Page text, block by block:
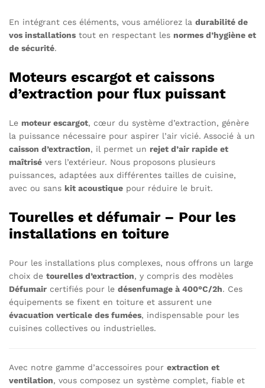
En intégrant ces éléments, vous améliorez la durabilité de
vos installations tout en respectant les normes d’hygiène et
de sécurité.
Moteurs escargot et caissons
d’extraction pour flux puissant
Le moteur escargot, cœur du système d’extraction, génère
la puissance nécessaire pour aspirer l’air vicié. Associé à un
caisson d’extraction, il permet un rejet d’air rapide et
maîtrisé vers l’extérieur. Nous proposons plusieurs
puissances, adaptées aux différentes tailles de cuisine,
avec ou sans kit acoustique pour réduire le bruit.
Tourelles et défumair – Pour les
installations en toiture
Pour les installations plus complexes, nous offrons un large
choix de tourelles d’extraction, y compris des modèles
Défumair certifiés pour le désenfumage à 400°C/2h. Ces
équipements se fixent en toiture et assurent une
évacuation verticale des fumées, indispensable pour les
cuisines collectives ou industrielles.
Avec notre gamme d’accessoires pour extraction et
ventilation, vous composez un système complet, fiable et